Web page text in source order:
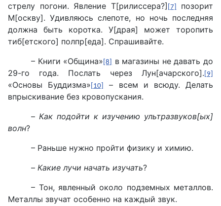
стрелу погони. Явление Т[рилиссера?] [7]
позорит
М[оскву]. Удивляюсь слепоте, но ночь последняя
должна быть коротка. У[драя] может торопить
тиб[етского] полпр[еда]. Спрашивайте.
– Книги «Община» [8]
в магазины не давать до
29-го года. Послать через Лун[ачарского]. [9]
«Основы Буддизма» [10]
– всем и всюду. Делать
впрыскивание без кровопускания.
–Как подойти к изучению ультразвуков[ых]
волн?
– Раньше нужно пройти физику и химию.
–Какие лучи начать изучать?
– Тон, явленный около подземных металлов.
Металлы звучат особенно на каждый звук.